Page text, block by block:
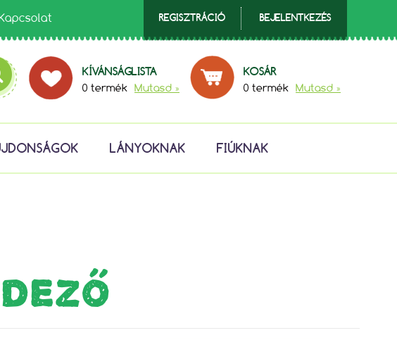
REGISZTRÁCIÓ BEJELENTKEZÉS
KÍVÁNSÁGLISTA
0 termék Mutasd »
KOSÁR
0 termék Mutasd »
LÁNYOKNAK FIÚKNAK